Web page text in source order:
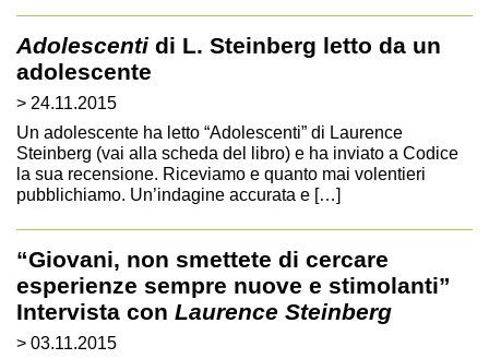
Adolescenti di L. Steinberg letto da un
adolescente
> 24.11.2015
Un adolescente ha letto “Adolescenti” di Laurence
Steinberg (vai alla scheda del libro) e ha inviato a Codice
la sua recensione. Riceviamo e quanto mai volentieri
pubblichiamo. Un’indagine accurata e […]
“Giovani, non smettete di cercare
esperienze sempre nuove e stimolanti”
Intervista con Laurence Steinberg
> 03.11.2015